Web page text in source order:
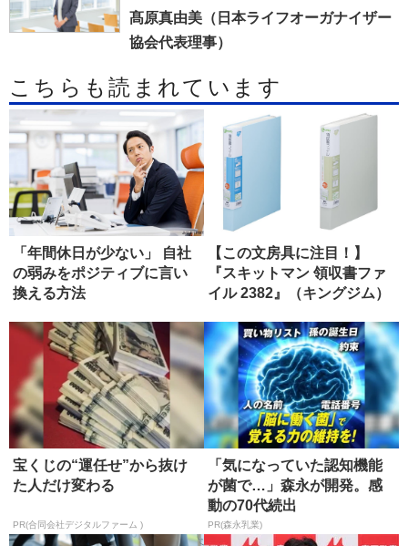
髙原真由美（日本ライフオーガナイザー
協会代表理事）
こちらも読まれています
「年間休日が少ない」 自社
の弱みをポジティブに言い
換える方法
【この文房具に注目！】
『スキットマン 領収書ファ
イル 2382』（キングジム）
宝くじの“運任せ”から抜け
た人だけ変わる
PR(合同会社デジタルファーム )
「気になっていた認知機能
が菌で…」森永が開発。感
動の70代続出
PR(森永乳業)